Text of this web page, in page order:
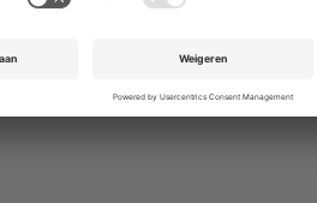
blijft als operationeel
verdiend met de deal is